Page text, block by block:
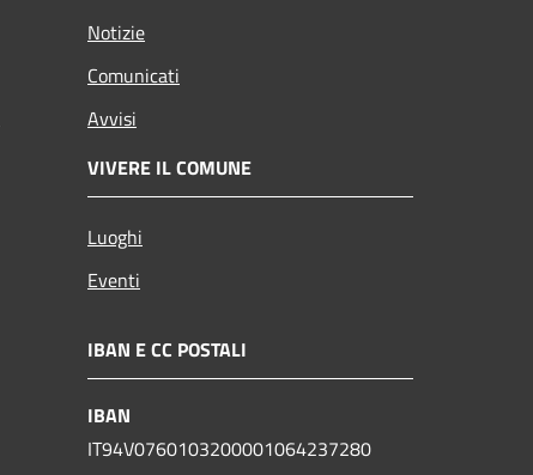
Notizie
Comunicati
Avvisi
VIVERE IL COMUNE
Luoghi
Eventi
IBAN E CC POSTALI
IBAN
IT94V0760103200001064237280